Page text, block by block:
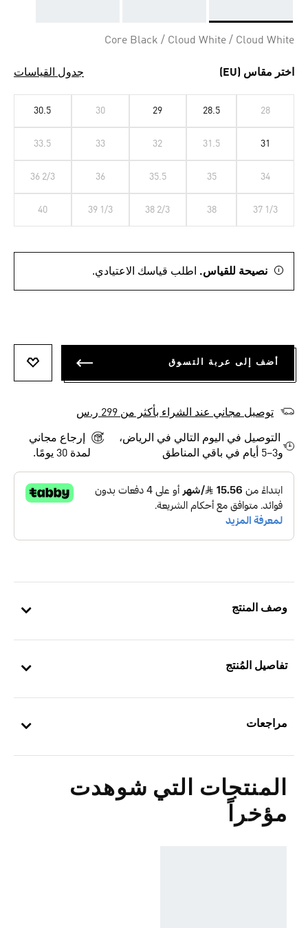
وصف المنتج
تفاصيل المُنتج
مراجعات
المنتجات التي شوهدت
مؤخراً
Core Black / Cloud White / Cloud White
اختر مقاس (EU) جدول القياسات
28
28.5
29
30
30.5
31
31.5
32
33
33.5
34
35
35.5
36
36 2/3
37 1/3
38
38 2/3
39 1/3
40
نصيحة للقياس. اطلب قياسك الاعتيادي.
أضف إلى عربة التسوق
توصيل مجاني عند الشراء بأكثر من 299 ر.س
التوصيل في اليوم التالي في الرياض،
و3–5 أيام في باقي المناطق
إرجاع مجاني
لمدة 30 يومًا.